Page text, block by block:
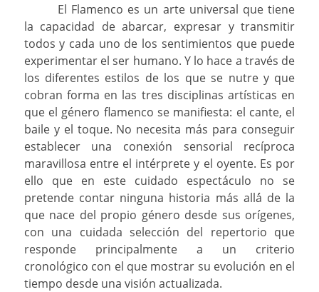
El Flamenco es un arte universal que tiene
la capacidad de abarcar, expresar y transmitir
todos y cada uno de los sentimientos que puede
experimentar el ser humano. Y lo hace a través de
los diferentes estilos de los que se nutre y que
cobran forma en las tres disciplinas artísticas en
que el género flamenco se manifiesta: el cante, el
baile y el toque. No necesita más para conseguir
establecer una conexión sensorial recíproca
maravillosa entre el intérprete y el oyente. Es por
ello que en este cuidado espectáculo no se
pretende contar ninguna historia más allá́ de la
que nace del propio género desde sus orígenes,
con una cuidada selección del repertorio que
responde principalmente a un criterio
cronológico con el que mostrar su evolución en el
tiempo desde una visión actualizada.